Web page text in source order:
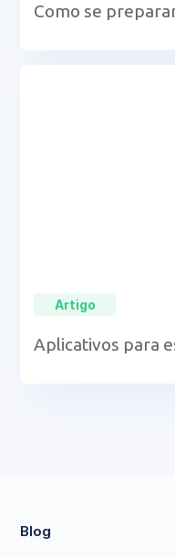
Como se
Artigo
Aplicativos para
Blog